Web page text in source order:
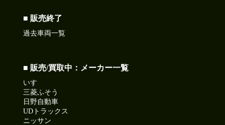
■ 販売終了
過去車両一覧
■ 販売/買取中：メーカー一覧
いすゞ
三菱ふそう
日野自動車
UDトラックス
ニッサン